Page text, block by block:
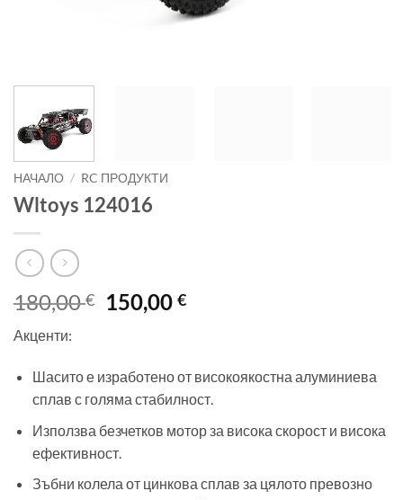
НАЧАЛО / RC ПРОДУКТИ
Wltoys 124016
180,00€
Original
price
180,00 €.
150,00€Текущата
Акценти:
Шасито е изработено от високоякостна алуминиева
сплав с голяма стабилност.
Използва безчетков мотор за висока скорост и висока
ефективност.
Зъбни колела от цинкова сплав за цялото превозно